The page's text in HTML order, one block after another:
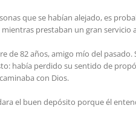
que se habían alejado, es
prestaban un gran servicio
de 82 años, amigo mío del
había perdido su sentido de
con Dios.
el buen depósito porque él